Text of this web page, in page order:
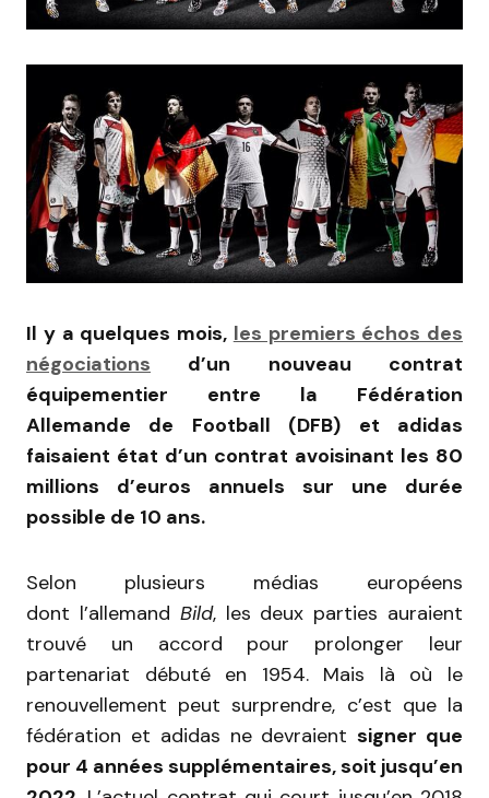
Il y a quelques mois, les premiers échos des
négociations d’un nouveau contrat
équipementier entre la Fédération
Allemande de Football (DFB) et adidas
faisaient état d’un contrat avoisinant les 80
millions d’euros annuels sur une durée
possible de 10 ans.
Selon plusieurs médias européens
dont l’allemand Bild, les deux parties auraient
trouvé un accord pour prolonger leur
partenariat débuté en 1954. Mais là où le
renouvellement peut surprendre, c’est que la
fédération et adidas ne devraientsigner que
pour 4 années supplémentaires, soit jusqu’en